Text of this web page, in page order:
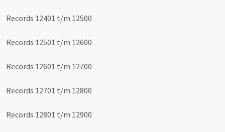
Records 12401 t/m 12500
Records 12501 t/m 12600
Records 12601 t/m 12700
Records 12701 t/m 12800
Records 12801 t/m 12900